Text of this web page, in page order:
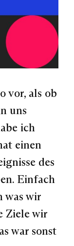
vor, als ob
uns
ich
einen
des
Einfach
was wir
Ziele wir
war sonst